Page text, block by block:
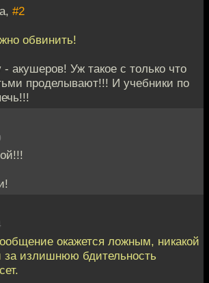
#2
обвинить!
акушеров! Уж такое с только что
проделывают!!! И учебники по
окажется ложным, никакой
за излишнюю бдительность